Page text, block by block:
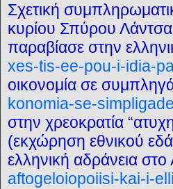
Σχετική
κυρίου Σπύρου
παραβίασε στην
xes-tis-ee-pou-i-idia-
οικονομία σε
konomia-se-
στην χρεοκρατία
(εκχώρηση εθνικού
ελληνική αδράνεια στο
aftogeloiopoiisi-kai-i-